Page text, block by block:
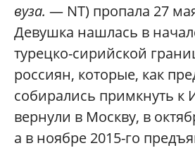
вуза. — NT) пропала 27
Девушка нашлась в
турецко-сирийской
россиян, которые, как
собирались примкнуть к
вернули в Москву, в
а в ноябре 2015-го